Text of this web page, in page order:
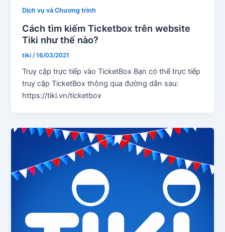
Dịch vụ và Chương trình
Cách tìm kiếm Ticketbox trên website
Tiki như thế nào?
tiki /16/03/2021
Truy cập trực tiếp vào TicketBox Bạn có thể trực tiếp
truy cập TicketBox thông qua đường dẫn sau:
https://tiki.vn/ticketbox